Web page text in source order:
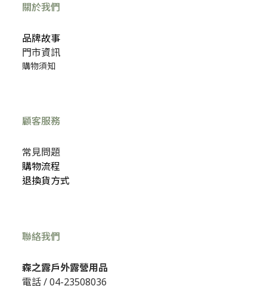
關於我們
品牌故事
門市資訊
購物須知
顧客服務
常見問題
購物流程
退換貨方式
聯絡我們
森之露戶外露營用品
電話 /04-23508036